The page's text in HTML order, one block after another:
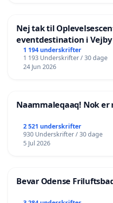
Nej tak til
eventdestination i
lokalområde i balance
1 194 underskrifter
1 193 Underskrifter / 30 dage
24 Jun 2026
Naammaleqaaq! Nok er
2 521 underskrifter
930 Underskrifter / 30 dage
5 Jul 2026
Bevar Odense